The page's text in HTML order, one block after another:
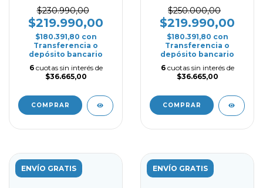
$230.990,00
$219.990,00
$180.391,80 con
Transferencia o
depósito bancario
6 cuotas sin interés de
$36.665,00
COMPRAR
$250.000,00
$219.990,00
$180.391,80 con
Transferencia o
depósito bancario
6 cuotas sin interés de
$36.665,00
COMPRAR
ENVÍO GRATIS ENVÍO GRATIS